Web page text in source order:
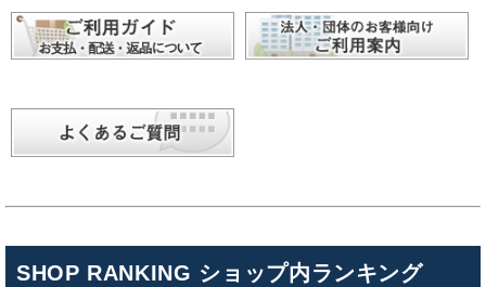
SHOP RANKING ショップ内ランキング